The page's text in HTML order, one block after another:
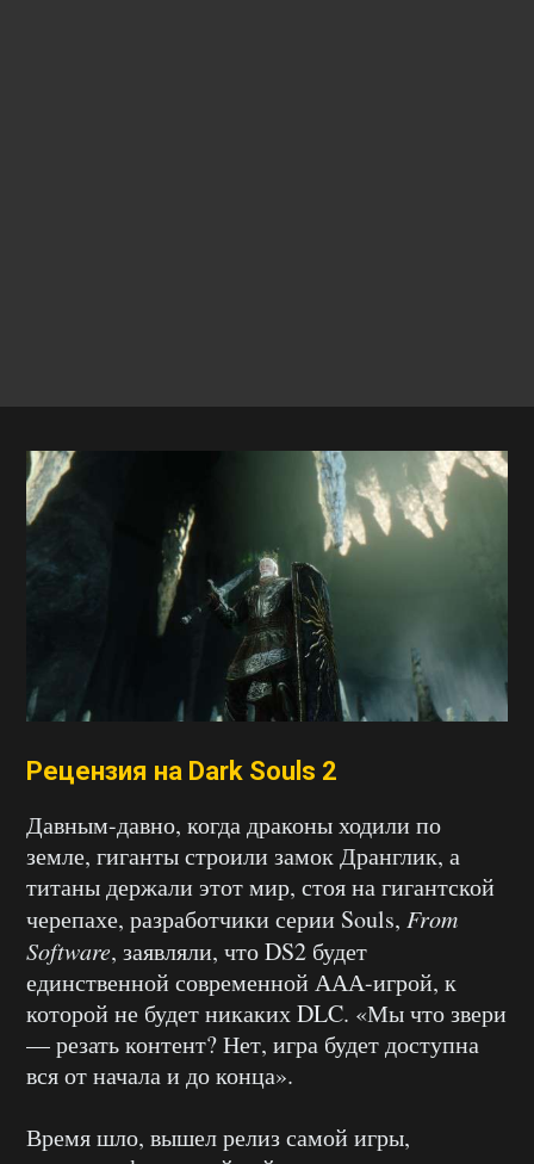
Рецензия на Dark Souls 2
Давным-давно, когда драконы ходили по
земле, гиганты строили замок Дранглик, а
титаны держали этот мир, стоя на гигантской
черепахе, разработчики серии Souls, From
Software, заявляли, что DS2 будет
единственной современной ААА-игрой, к
которой не будет никаких DLC. «Мы что звери
— резать контент? Нет, игра будет доступна
вся от начала и до конца».
Время шло, вышел релиз самой игры,